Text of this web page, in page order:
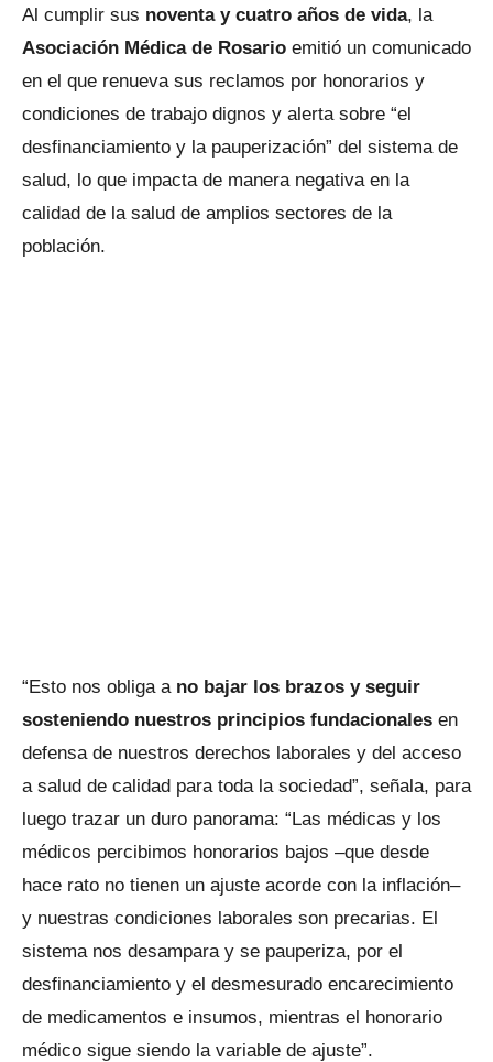
Al cumplir sus noventa y cuatro años de vida, la
Asociación Médica de Rosario emitió un comunicado
en el que renueva sus reclamos por honorarios y
condiciones de trabajo dignos y alerta sobre “el
desfinanciamiento y la pauperización” del sistema de
salud, lo que impacta de manera negativa en la
calidad de la salud de amplios sectores de la
población.
“Esto nos obliga a no bajar los brazos y seguir
sosteniendo nuestros principios fundacionales en
defensa de nuestros derechos laborales y del acceso
a salud de calidad para toda la sociedad”, señala, para
luego trazar un duro panorama: “Las médicas y los
médicos percibimos honorarios bajos –que desde
hace rato no tienen un ajuste acorde con la inflación–
y nuestras condiciones laborales son precarias. El
sistema nos desampara y se pauperiza, por el
desfinanciamiento y el desmesurado encarecimiento
de medicamentos e insumos, mientras el honorario
médico sigue siendo la variable de ajuste”.